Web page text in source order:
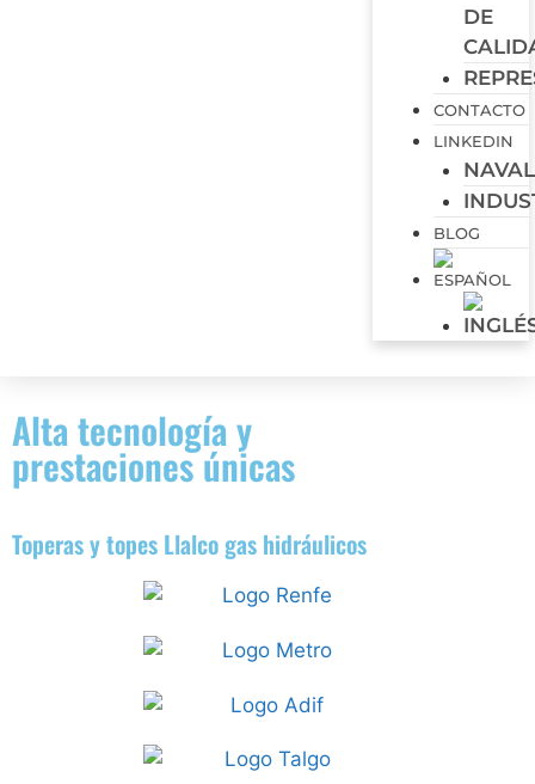
DE
CONTACTO
LINKEDIN
NAVAL
BLOG
Alta tecnología y
prestaciones únicas
Toperas y topes Llalco gas hidráulicos